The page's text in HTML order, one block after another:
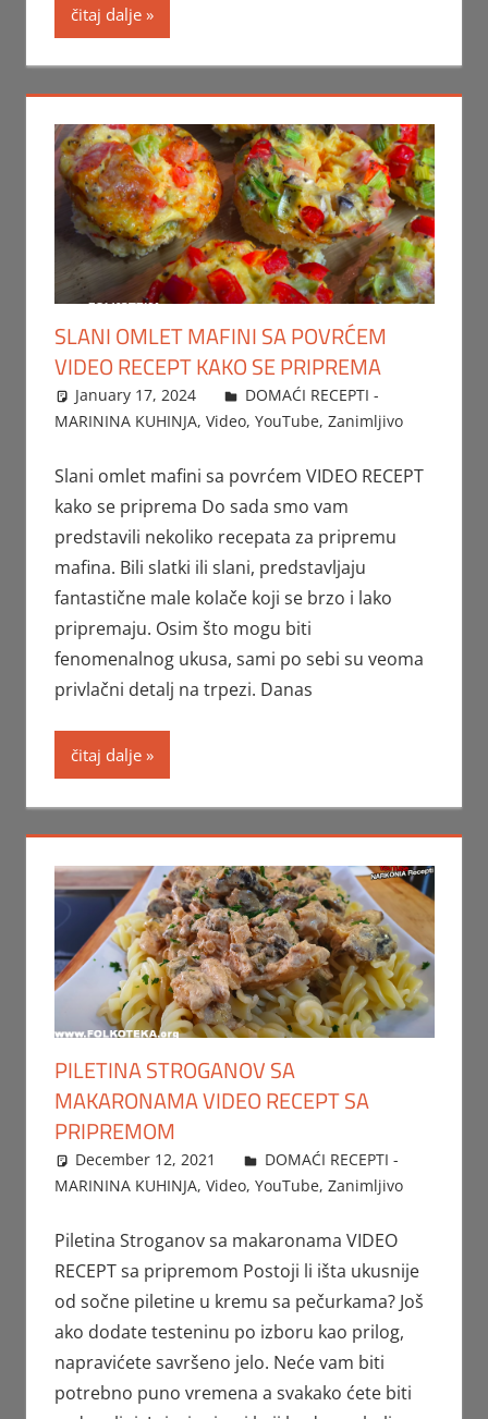
čitaj dalje
SLANI OMLET MAFINI SA POVRĆEM
VIDEO RECEPT KAKO SE PRIPREMA
January 17, 2024 FTorgAdmin
DOMAĆI RECEPTI -
MARININA KUHINJA, Video, YouTube, Zanimljivo
Slani omlet mafini sa povrćem VIDEO RECEPT
kako se priprema Do sada smo vam
predstavili nekoliko recepata za pripremu
mafina. Bili slatki ili slani, predstavljaju
fantastične male kolače koji se brzo i lako
pripremaju. Osim što mogu biti
fenomenalnog ukusa, sami po sebi su veoma
privlačni detalj na trpezi. Danas
čitaj dalje
PILETINA STROGANOV SA
MAKARONAMA VIDEO RECEPT SA
PRIPREMOM
December 12, 2021 FTorgAdmin
DOMAĆI RECEPTI -
MARININA KUHINJA, Video, YouTube, Zanimljivo
Piletina Stroganov sa makaronama VIDEO
RECEPT sa pripremom Postoji li išta ukusnije
od sočne piletine u kremu sa pečurkama? Još
ako dodate testeninu po izboru kao prilog,
napravićete savršeno jelo. Neće vam biti
potrebno puno vremena a svakako ćete biti